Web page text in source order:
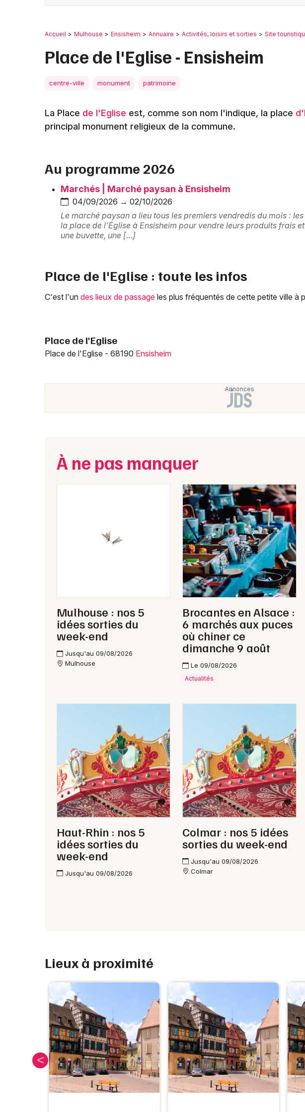
Expos
Place et
Jeux
68 - Haut-
Choisir
Mon email
Mulhouse
Nice
Strasbourg
Accueil Mulhouse Ensisheim Annuaire Activités, loisirs et sorties Site
Place de l'Eglise - Ensisheim
centre-ville monument patrimoine
La Place de l'Eglise est, comme son nom l'indique, la place
principal monument religieux de la commune.
Au programme 2026
Marchés | Marché paysan à Ensisheim
04/09/2026 → 02/10/2026
Le marché paysan a lieu tous les premiers vendredis du mois :
la place de l'Église à Ensisheim pour vendre leurs produits frais
une buvette, une […]
Place de l'Eglise : toute les infos
C'est l'un des lieux de passage les plus fréquentés de cette petite ville à
Place de l'Eglise
Place de l'Eglise - 68190 Ensisheim
À ne pas manquer
Mulhouse : nos 5
idées sorties du
week-end
Jusqu'au 09/08/2026
Mulhouse
Brocantes en Alsace :
6 marchés aux puces
où chiner ce
dimanche 9 août
Le 09/08/2026
Actualités
Haut-Rhin : nos 5
idées sorties du
week-end
Jusqu'au 09/08/2026
Colmar : nos 5 idées
sorties du week-end
Jusqu'au 09/08/2026
Colmar
Lieux à proximité